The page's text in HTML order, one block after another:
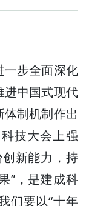
一步全面深化
进中国式现代
制机制作出
技大会上强
新能力，持
”，是建成科
们要以“十年